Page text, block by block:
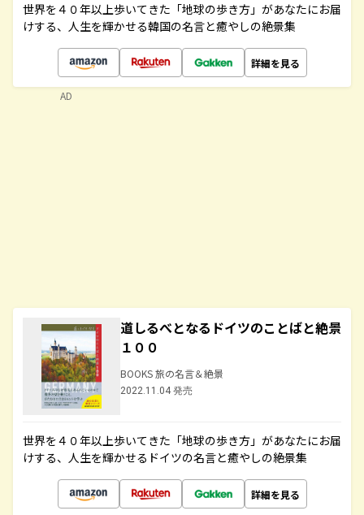
世界を４０年以上歩いてきた「地球の歩き方」があなたにお届
けする、人生を輝かせる韓国の名言と癒やしの絶景集
詳細を見る
道しるべとなるドイツのことばと絶景
１００
BOOKS 旅の名言＆絶景
2022.11.04 発売
世界を４０年以上歩いてきた「地球の歩き方」があなたにお届
けする、人生を輝かせるドイツの名言と癒やしの絶景集
詳細を見る
AD